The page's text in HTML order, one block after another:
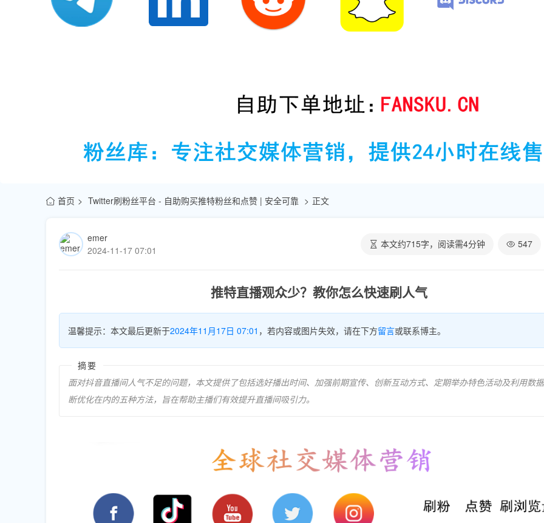
首页 Twitter刷粉丝平台 - 自助购买推特粉丝和点赞 | 安全可靠 正文
emer
2024-11-17 07:01
本文约715字，阅读需4分钟 547
推特直播观众少？教你怎么快速刷人气
温馨提示：本文最后更新于2024年11月17日 07:01 ，若内容或图片失效，请在下方留言或联系博主。
摘要
面对抖音直播间人气不足的问题，本文提供了包括选好播出时间、加强前期宣传、创新互动方式、定期举办特色活动及利用数
断优化在内的五种方法，旨在帮助主播们有效提升直播间吸引力。